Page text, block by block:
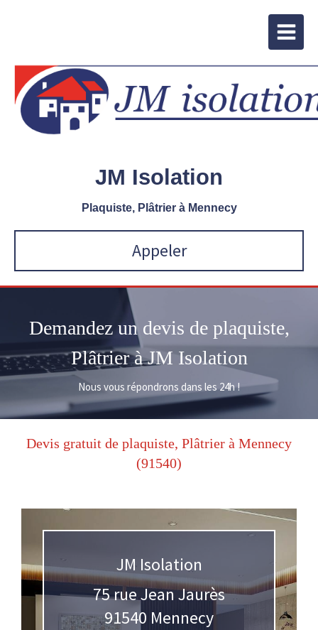
JM Isolation
Plaquiste, Plâtrier à Mennecy
Appeler
Demandez un devis de plaquiste,
Plâtrier à JM Isolation
Nous vous répondrons dans les 24h !
Devis gratuit de plaquiste, Plâtrier à Mennecy
(91540)
JM Isolation
75 rue Jean Jaurès
91540 Mennecy